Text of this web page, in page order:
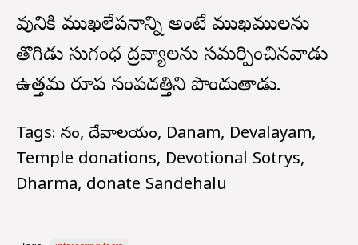
దేవునికి ముఖలేపనాన్ని అంటే ముఖములను
తొగిడు సుగంధ ద్రవ్యాలను సమర్పించినవాడు
ఉత్తమ రూప సంపదత్తిని పొందుతాడు.
Tags: దానం, దేవాలయం, Danam, Devalayam,
Temple donations, Devotional Sotrys,
Dharma, donate Sandehalu